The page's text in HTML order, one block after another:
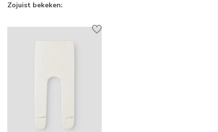
Zojuist bekeken: